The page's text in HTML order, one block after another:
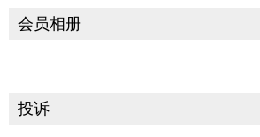
会员相册
投诉